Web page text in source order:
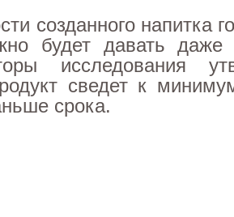
созданного напитка
будет давать
исследования
сведет к
срока.